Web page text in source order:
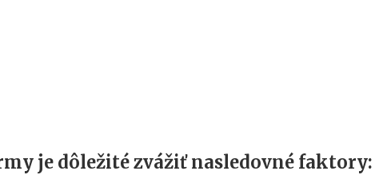
je dôležité zvážiť nasledovné faktory: